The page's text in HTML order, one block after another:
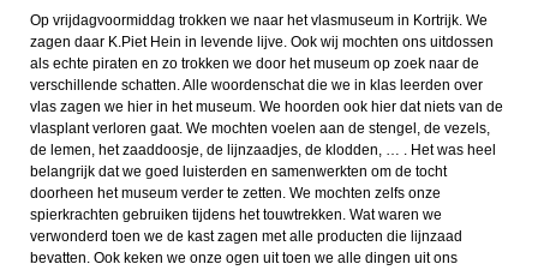
Op vrijdagvoormiddag trokken we naar het vlasmuseum in Kortrijk. We
zagen daar K.Piet Hein in levende lijve. Ook wij mochten ons uitdossen
als echte piraten en zo trokken we door het museum op zoek naar de
verschillende schatten. Alle woordenschat die we in klas leerden over
vlas zagen we hier in het museum. We hoorden ook hier dat niets van de
vlasplant verloren gaat. We mochten voelen aan de stengel, de vezels,
de lemen, het zaaddoosje, de lijnzaadjes, de klodden, … . Het was heel
belangrijk dat we goed luisterden en samenwerkten om de tocht
doorheen het museum verder te zetten. We mochten zelfs onze
spierkrachten gebruiken tijdens het touwtrekken. Wat waren we
verwonderd toen we de kast zagen met alle producten die lijnzaad
bevatten. Ook keken we onze ogen uit toen we alle dingen uit ons